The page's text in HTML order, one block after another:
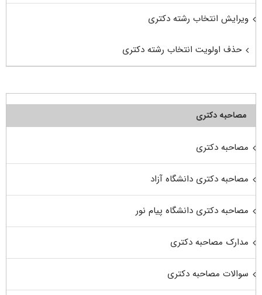
ویرایش انتخاب رشته دکتری
حذف اولویت انتخاب رشته دکتری
مصاحبه دکتری
مصاحبه دکتری
مصاحبه دکتری دانشگاه آزاد
مصاحبه دکتری دانشگاه پیام نور
مدارک مصاحبه دکتری
سوالات مصاحبه دکتری